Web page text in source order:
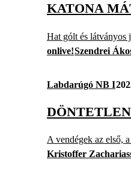
KATONA
Hat gólt és látványos
onlive!Szendrei
Labdarúgó NB I
A vendégek az első,
Kristoffer